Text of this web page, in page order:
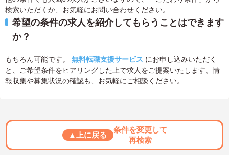
検索いただくか、お気軽にお問い合わせください。
希望の条件の求人を紹介してもらうことはできます
か？
もちろん可能です。 無料転職支援サービス にお申し込みいただく
と、ご希望条件をヒアリングした上で求人をご提案いたします。情
報収集や募集状況の確認も、お気軽にご相談ください。
▲上に戻る
条件を変更して
再検索